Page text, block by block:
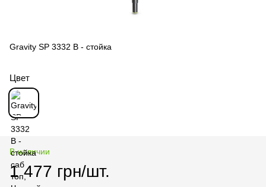
Gravity SP 3332 B - стойка
Цвет
В наличии
1 477 грн/шт.